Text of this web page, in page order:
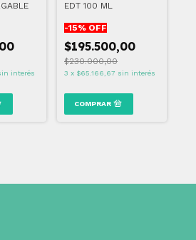
interés
EDT 100 ML
-15% OFF
$195.500,00
$230.000,00
3 x $65.166,67 sin interés